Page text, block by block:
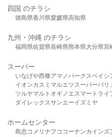
四国 のチラシ
徳島県香川県愛媛県高知県
九州・沖縄 のチラシ
福岡県佐賀県長崎県熊本県大分県宮
スーパー
いなげや西條アマノパークスベイシ
イオンカスミ マルエツスーパーバリ
ツルヤマルト オギノ エスマート ライ
ダイレックスサンエーイズミヤ
ホームセンター
島忠 コメリ ナフコ コーナンカインズ